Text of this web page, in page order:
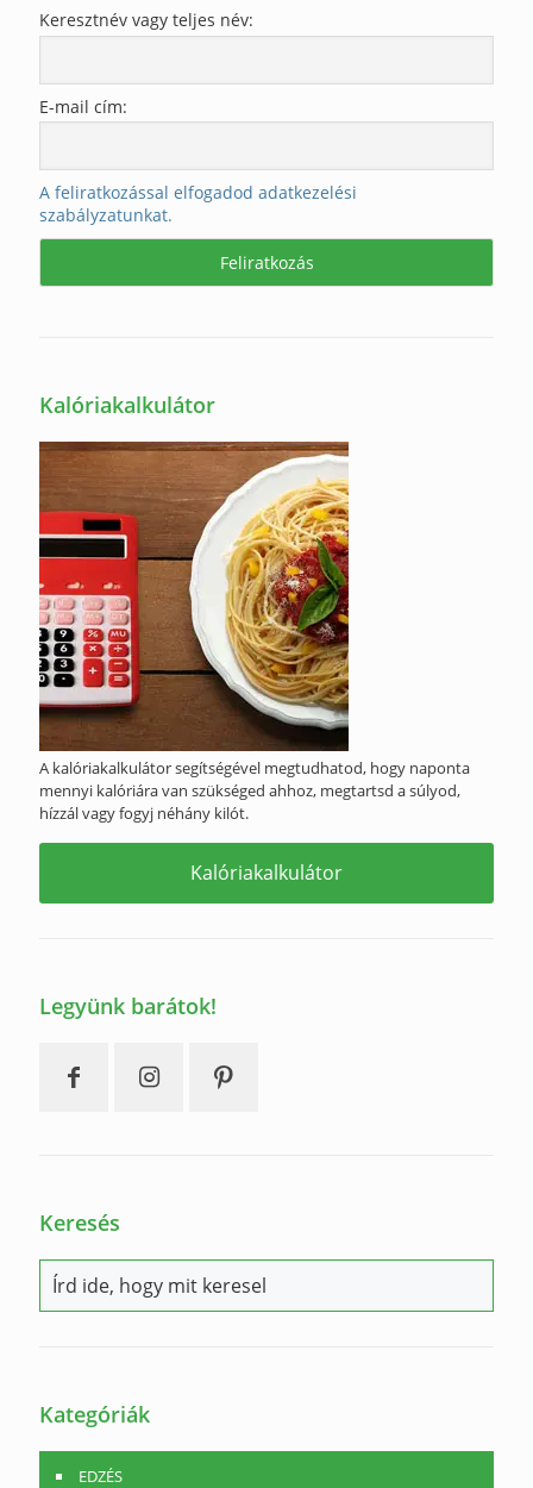
Keresztnév vagy teljes név:
E-mail cím:
A feliratkozással elfogadod adatkezelési
szabályzatunkat.
Kalóriakalkulátor
A kalóriakalkulátor segítségével megtudhatod, hogy naponta
mennyi kalóriára van szükséged ahhoz, megtartsd a súlyod,
hízzál vagy fogyj néhány kilót.
Kalóriakalkulátor
Legyünk barátok!
Keresés
Kategóriák
EDZÉS